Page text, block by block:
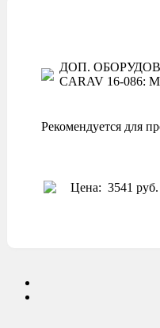
ДОП.
CARAV 16-086:
Рекомендуется для
Цена: 3541 руб.